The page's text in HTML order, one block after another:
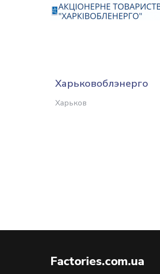
Харьковоблэнерго
Харьков
Factories.com.ua